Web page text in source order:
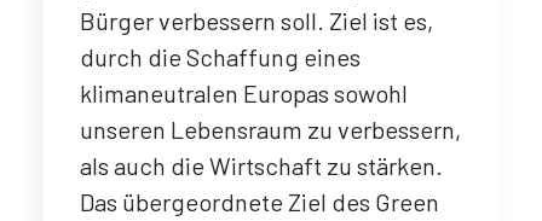
Bürger verbessern soll. Ziel ist es,
durch die Schaffung eines
klimaneutralen Europas sowohl
unseren Lebensraum zu verbessern,
als auch die Wirtschaft zu stärken.
Das übergeordnete Ziel des Green